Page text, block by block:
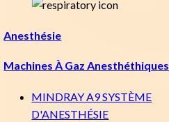
Anesthésie
Machines À Gaz Anesthéthiques
MINDRAY A9 SYSTÈME
D'ANESTHÉSIE